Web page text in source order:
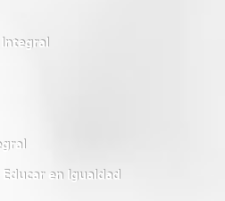
en Igualdad